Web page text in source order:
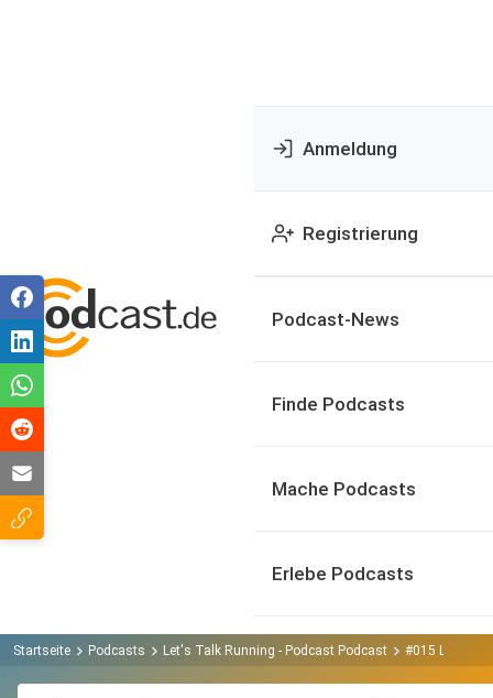
Anmeldung
Registrierung
Podcast-News
Finde Podcasts
Mache Podcasts
Erlebe Podcasts
Startseite Podcasts Let's Talk Running - Podcast Podcast #015 Laura